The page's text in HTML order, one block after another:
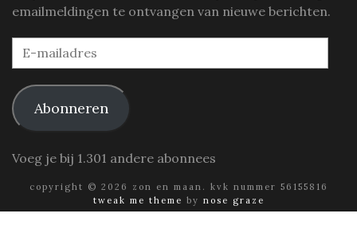
emailmeldingen te ontvangen van nieuwe berichten.
E-
mailadres
Abonneren
Voeg je bij 1.301 andere abonnees
copyright © 2026 zon en maan. kvk nummer 56155816
tweak me theme by nose graze